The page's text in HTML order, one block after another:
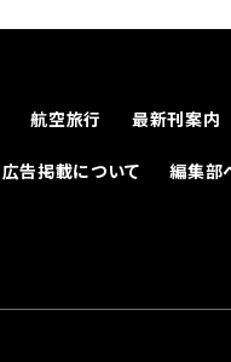
航空旅行 最新刊案内
広告掲載について 編集部